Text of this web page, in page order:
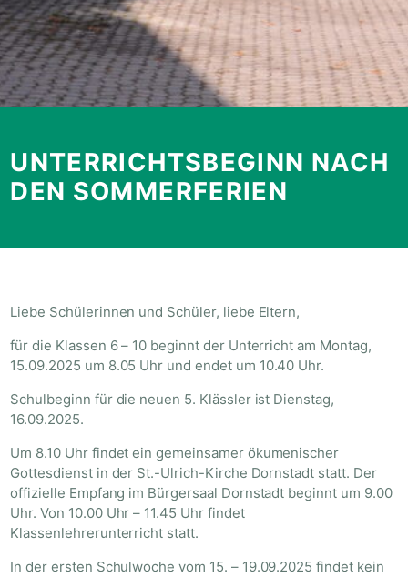
UNTERRICHTSBEGINN NACH
DEN SOMMERFERIEN
Liebe Schülerinnen und Schüler, liebe Eltern,
für die Klassen 6 – 10 beginnt der Unterricht am Montag,
15.09.2025 um 8.05 Uhr und endet um 10.40 Uhr.
Schulbeginn für die neuen 5. Klässler ist Dienstag,
16.09.2025.
Um 8.10 Uhr findet ein gemeinsamer ökumenischer
Gottesdienst in der St.-Ulrich-Kirche Dornstadt statt. Der
offizielle Empfang im Bürgersaal Dornstadt beginnt um 9.00
Uhr. Von 10.00 Uhr – 11.45 Uhr findet
Klassenlehrerunterricht statt.
In der ersten Schulwoche vom 15. – 19.09.2025 findet kein